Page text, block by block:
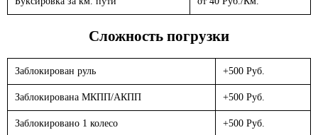
Сложность погрузки
Заблокирован руль +500 Руб.
Заблокирована МКПП/АКПП +500 Руб.
Заблокировано 1 колесо +500 Руб.